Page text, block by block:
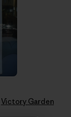
Victory Garden